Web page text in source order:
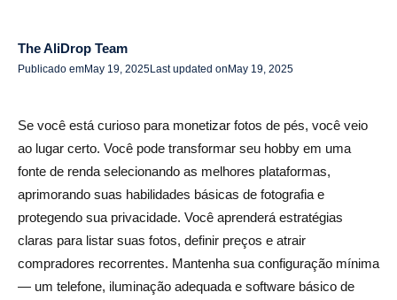
Canais alternativos e plataformas sociais premium
Snapchat
Centro de fãs
Configurando seu perfil de vendedor
Elaboração de listagens e estratégias de preços
Promovendo seu conteúdo e impulsionando as vendas
The AliDrop Team
Publicado emMay 19, 2025Last updated on May 19, 2025
Se você está curioso para monetizar fotos de pés, você veio
ao lugar certo. Você pode transformar seu hobby em uma
fonte de renda selecionando as melhores plataformas,
aprimorando suas habilidades básicas de fotografia e
protegendo sua privacidade. Você aprenderá estratégias
claras para listar suas fotos, definir preços e atrair
compradores recorrentes. Mantenha sua configuração mínima
— um telefone, iluminação adequada e software básico de